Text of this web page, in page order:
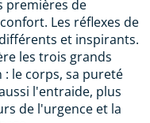
premières de
Les réflexes de
et inspirants.
les trois grands
le corps, sa pureté
l'entraide, plus
de l'urgence et la